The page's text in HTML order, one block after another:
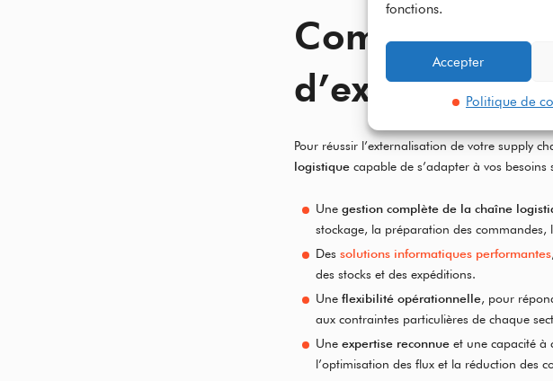
fonctions.
Accepter
Politique de
Comment
Pour réussir l’externalisation de votre supply
logistique capable de s’adapter à vos
Une gestion complète de la chaîne
stockage, la préparation des commandes,
Des solutions informatiques performantes
des stocks et des expéditions.
Une flexibilité opérationnelle, pour
aux contraintes particulières de chaque
Une expertise reconnue et une capacité à
l’optimisation des flux et la réduction des